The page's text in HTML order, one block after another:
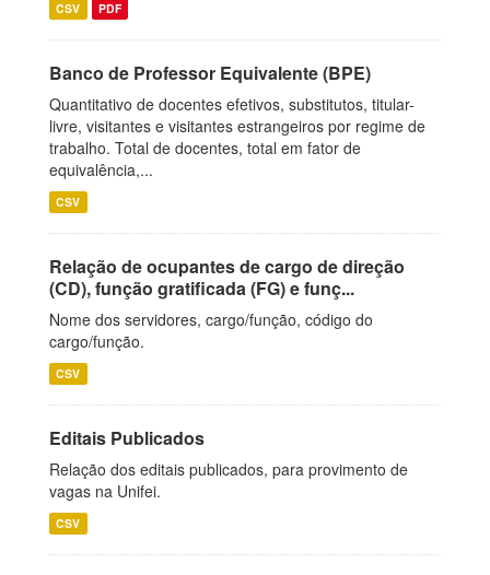
CSV PDF
Banco de Professor Equivalente (BPE)
Quantitativo de docentes efetivos, substitutos, titular-
livre, visitantes e visitantes estrangeiros por regime de
trabalho. Total de docentes, total em fator de
equivalência,...
CSV
Relação de ocupantes de cargo de direção
(CD), função gratificada (FG) e funç...
Nome dos servidores, cargo/função, código do
cargo/função.
CSV
Editais Publicados
Relação dos editais publicados, para provimento de
vagas na Unifei.
CSV